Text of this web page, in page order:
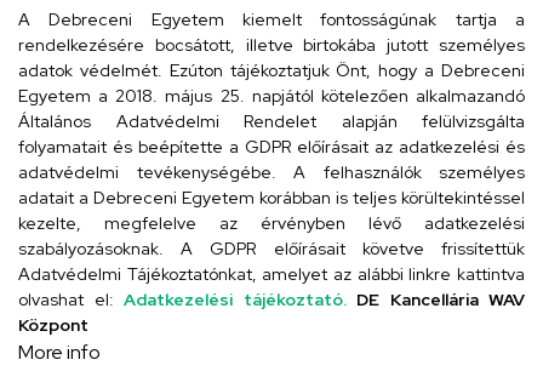
arany.titkarsag@arany-alt.unideb.hu
Cím
4026 Debrecen, Arany János tér 1.
Szervezeti telefonkönyv
UD telefonkönyv
A Debreceni Egyetem kiemelt fontosságúnak tartja a
rendelkezésére bocsátott, illetve birtokába jutott személyes
adatok védelmét. Ezúton tájékoztatjuk Önt, hogy a Debreceni
Egyetem a 2018. május 25. napjától kötelezően alkalmazandó
Általános Adatvédelmi Rendelet alapján felülvizsgálta
folyamatait és beépítette a GDPR előírásait az adatkezelési és
adatvédelmi tevékenységébe. A felhasználók személyes
adatait a Debreceni Egyetem korábban is teljes körültekintéssel
kezelte, megfelelve az érvényben lévő adatkezelési
szabályozásoknak. A GDPR előírásait követve frissítettük
Adatvédelmi Tájékoztatónkat, amelyet az alábbi linkre kattintva
olvashat el: Adatkezelési tájékoztató. DE Kancellária WAV
Központ
More info